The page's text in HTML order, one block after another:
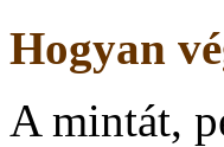
Hogyan
A mintát,